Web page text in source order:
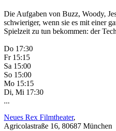
Die Aufgaben von Buzz, Woody,
schwieriger, wenn sie es mit einer
Spielzeit zu tun bekommen: der
Do 17:30
Fr 15:15
Sa 15:00
So 15:00
Mo 15:15
Di, Mi 17:30
...
Neues Rex Filmtheater,
Agricolastraße 16, 80687 München